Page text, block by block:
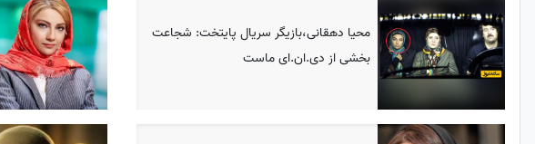
محیا دهقانی،بازیگر سریال پایتخت: شجاعت
بخشی از دی.ان.ای ماست